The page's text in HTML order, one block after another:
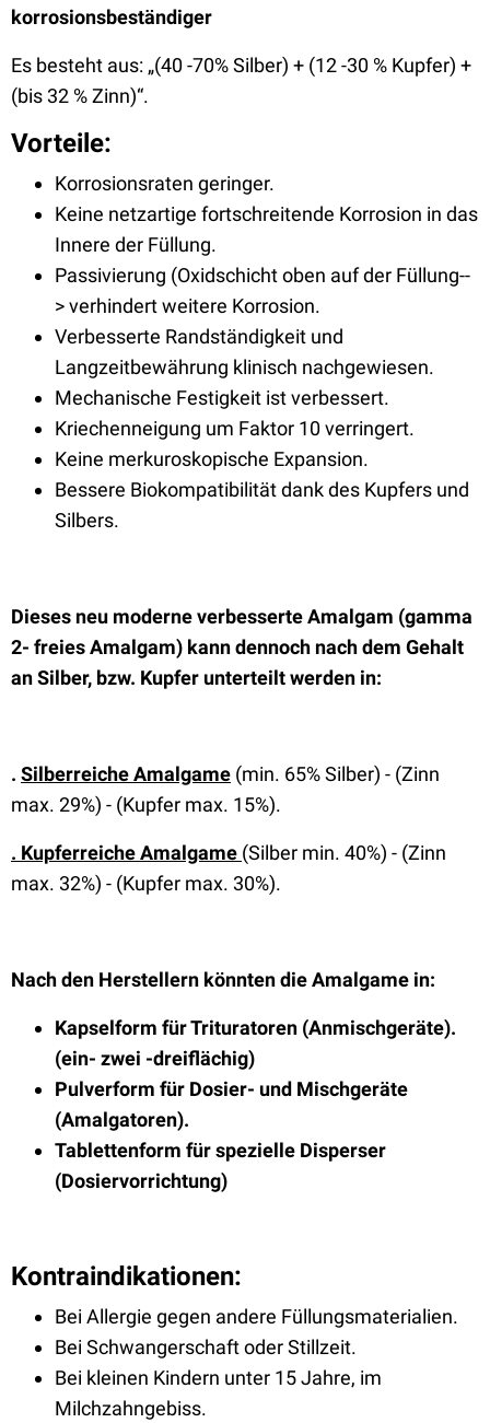
korrosionsbeständiger
Es besteht aus: „(40 -70% Silber) + (12 -30 % Kupfer) +
(bis 32 % Zinn)“.
Vorteile:
Korrosionsraten geringer.
Keine netzartige fortschreitende Korrosion in das
Innere der Füllung.
Passivierung (Oxidschicht oben auf der Füllung--
> verhindert weitere Korrosion.
Verbesserte Randständigkeit und
Langzeitbewährung klinisch nachgewiesen.
Mechanische Festigkeit ist verbessert.
Kriechenneigung um Faktor 10 verringert.
Keine merkuroskopische Expansion.
Bessere Biokompatibilität dank des Kupfers und
Silbers.
Dieses neu moderne verbesserte Amalgam (gamma
2- freies Amalgam) kann dennoch nach dem Gehalt
an Silber, bzw. Kupfer unterteilt werden in:
. Silberreiche Amalgame (min. 65% Silber) - (Zinn
max. 29%) - (Kupfer max. 15%).
. Kupferreiche Amalgame (Silber min. 40%) - (Zinn
max. 32%) - (Kupfer max. 30%).
Nach den Herstellern könnten die Amalgame in:
Kapselform für Trituratoren (Anmischgeräte).
(ein- zwei -dreiflächig)
Pulverform für Dosier- und Mischgeräte
(Amalgatoren).
Tablettenform für spezielle Disperser
(Dosiervorrichtung)
Kontraindikationen:
Bei Allergie gegen andere Füllungsmaterialien.
Bei Schwangerschaft oder Stillzeit.
Bei kleinen Kindern unter 15 Jahre, im
Milchzahngebiss.